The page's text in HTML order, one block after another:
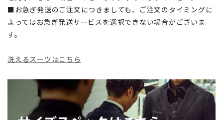
■お急ぎ発送のご注文につきましても、ご注文のタイミングに
よってはお急ぎ発送サービスを選択できない場合がございま
す。
洗えるスーツはこちら